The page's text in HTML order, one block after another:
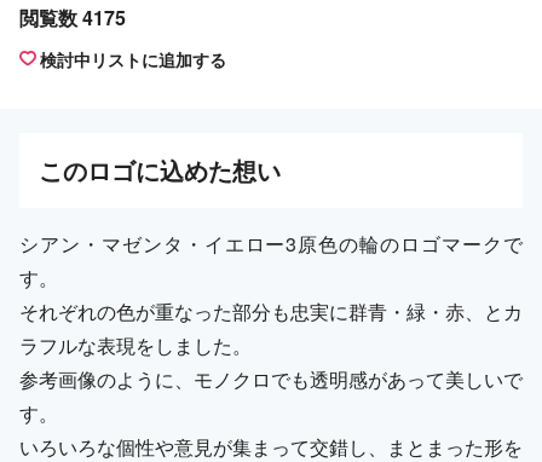
閲覧数 4175
検討中リストに追加する
このロゴに込めた想い
シアン・マゼンタ・イエロー3原色の輪のロゴマークで
す。
それぞれの色が重なった部分も忠実に群青・緑・赤、とカ
ラフルな表現をしました。
参考画像のように、モノクロでも透明感があって美しいで
す。
いろいろな個性や意見が集まって交錯し、まとまった形を